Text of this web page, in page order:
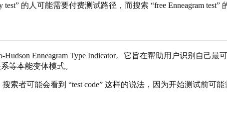
test” 的人可能需要付费测试路径，而搜索 “free Enneagram
Hudson Enneagram Type Indicator。它旨在帮助用户识别自己
等本能变体模式。
者可能会看到 “test code” 这样的说法，因为开始测试前可能